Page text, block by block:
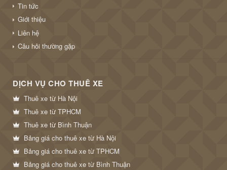
Tin tức
Giới thiệu
Liên hệ
Câu hỏi thường gặp
DỊCH VỤ CHO THUÊ XE
Thuê xe từ Hà Nội
Thuê xe từ TPHCM
Thuê xe từ Bình Thuận
Bảng giá cho thuê xe từ Hà Nội
Bảng giá cho thuê xe từ TPHCM
Bảng giá cho thuê xe từ Bình Thuận